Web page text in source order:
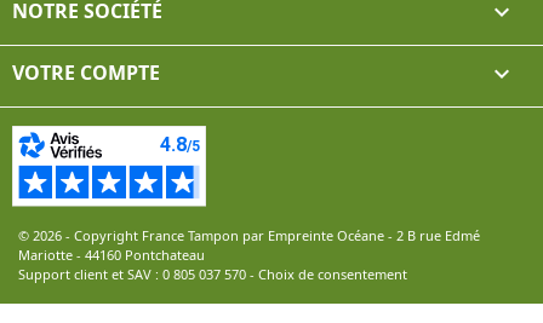
NOTRE SOCIÉTÉ 
VOTRE COMPTE 
© 2026 - Copyright France Tampon par Empreinte Océane - 2 B rue Edmé
Mariotte - 44160 Pontchateau
Support client et SAV : 0 805 037 570 - Choix de consentement